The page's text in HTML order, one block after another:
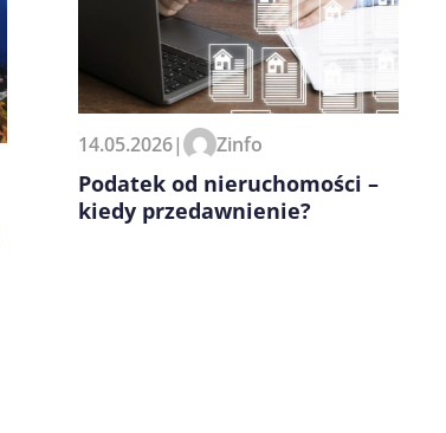
14.05.2026| Zinfo
Podatek od nieruchomości –
kiedy przedawnienie?